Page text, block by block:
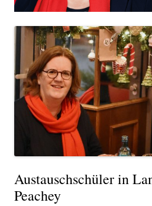
Zum
Austauschschüler in
Peachey